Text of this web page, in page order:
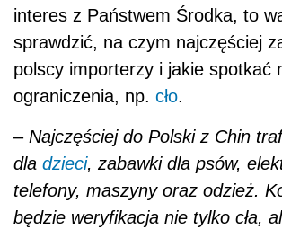
interes z Państwem Środka, to
sprawdzić, na czym najczęściej
polscy importerzy i jakie spotkać
ograniczenia, np. cło.
– Najczęściej do Polski z Chin
dla dzieci, zabawki dla psów,
telefony, maszyny oraz odzież.
będzie weryfikacja nie tylko cła,